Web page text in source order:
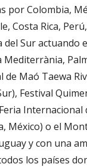
por Colombia,
Costa Rica,
del Sur actuando
Mediterrània,
de Maó Taewa
Festival
Internacional
México) o el
y con una
los países